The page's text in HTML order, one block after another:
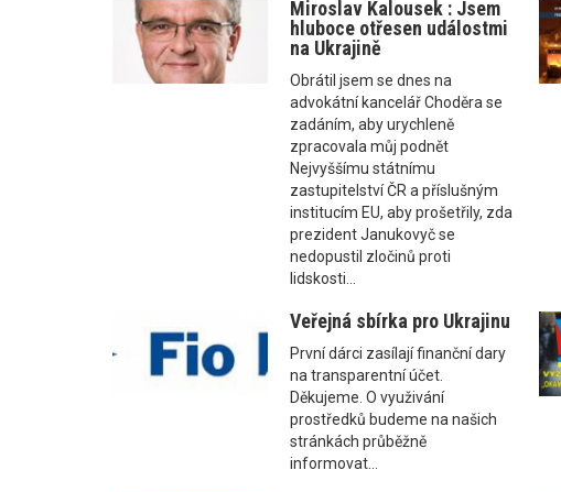
Miroslav Kalousek : Jsem
hluboce otřesen událostmi
na Ukrajině
Obrátil jsem se dnes na
advokátní kancelář Choděra se
zadáním, aby urychleně
zpracovala můj podnět
Nejvyššímu státnímu
zastupitelství ČR a příslušným
institucím EU, aby prošetřily, zda
prezident Janukovyč se
nedopustil zločinů proti
lidskosti...
Veřejná sbírka pro Ukrajinu
První dárci zasílají finanční dary
na transparentní účet.
Děkujeme. O využivání
prostředků budeme na našich
stránkách průběžně
informovat...